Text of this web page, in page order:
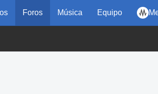
Foros Música Equipo